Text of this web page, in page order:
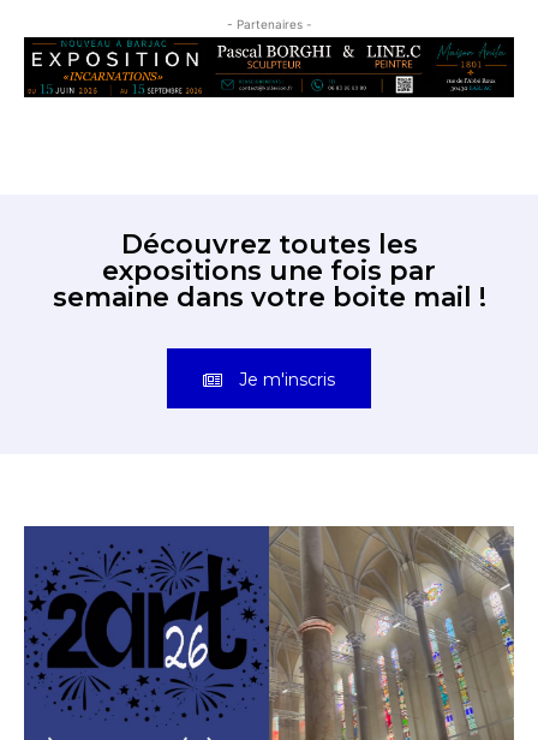
- Partenaires -
Découvrez toutes les
expositions une fois par
semaine dans votre boite mail !
Je m'inscris